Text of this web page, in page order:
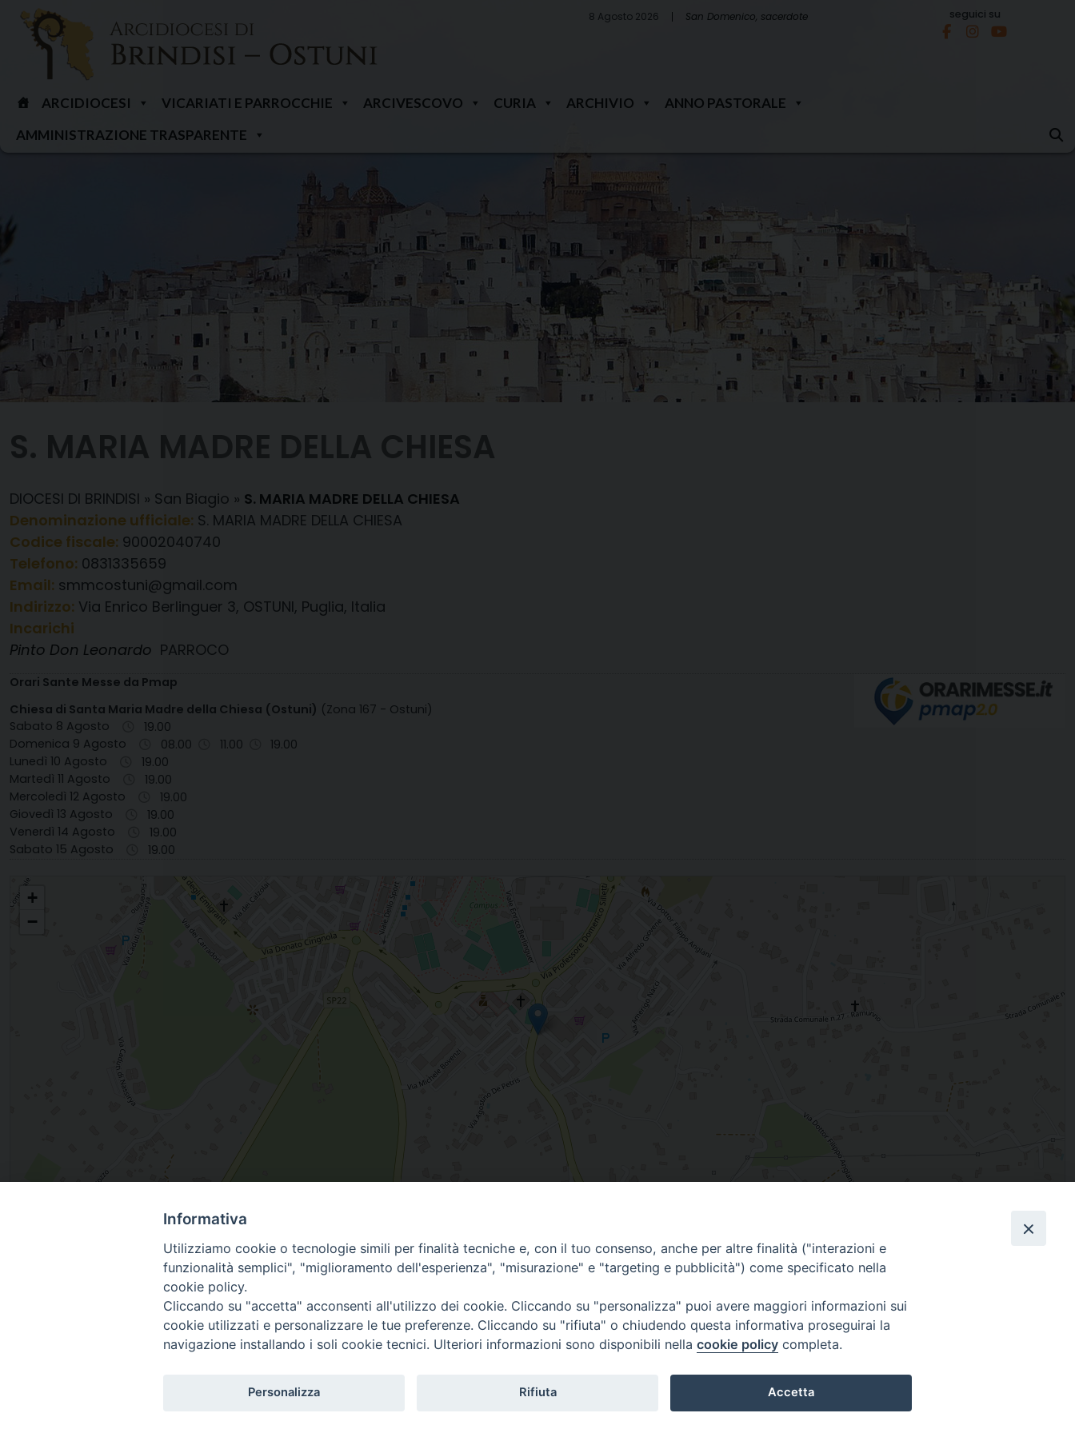
Skip
content
8 Agosto 2026 San Domenico, sacerdote seguici su
ARCIDIOCESI VICARIATI E PARROCCHIE ARCIVESCOVO CURIA ARCHIVIO
ANNO PASTORALE
AMMINISTRAZIONE TRASPARENTE
S. MARIA MADRE DELLA CHIESA
DIOCESI DI BRINDISI » San Biagio » S. MARIA MADRE DELLA CHIESA
Denominazione ufficiale: S. MARIA MADRE DELLA CHIESA
Codice fiscale: 90002040740
Telefono: 0831335659
Email: smmcostuni@gmail.com
Indirizzo: Via Enrico Berlinguer 3, OSTUNI, Puglia, Italia
Incarichi
Pinto Don Leonardo PARROCO
Orari Sante Messe da Pmap
Chiesa di Santa Maria Madre della Chiesa (Ostuni) (Zona 167 - Ostuni)
Sabato 8 Agosto
19.00
Domenica 9 Agosto
08.00 11.00
19.00
Lunedì 10 Agosto
19.00
Martedì 11 Agosto
19.00
Mercoledì 12 Agosto
19.00
Giovedì 13 Agosto
19.00
Venerdì 14 Agosto
19.00
Sabato 15 Agosto
19.00
S. MARIA MADRE DELLA CHIESA
+
−
Via Enrico Berlinguer 3, OSTUNI, Puglia, Italia
Mar. / Mer. / Giov. ore 9 - 13
nei mesi estivi solo Martedì ore 9 -
Informativa
Utilizziamo cookie o tecnologie simili per finalità tecniche e, con il tuo consenso, anche per altre finalità ("interazioni e
funzionalità semplici", "miglioramento dell'esperienza", "misurazione" e "targeting e pubblicità") come specificato nella
cookie policy.
Cliccando su "accetta" acconsenti all'utilizzo dei cookie. Cliccando su "personalizza" puoi avere maggiori informazioni sui
cookie utilizzati e personalizzare le tue preferenze. Cliccando su "rifiuta" o chiudendo questa informativa proseguirai la
navigazione installando i soli cookie tecnici. Ulteriori informazioni sono disponibili nella cookie policy completa.
Personalizza Rifiuta Accetta